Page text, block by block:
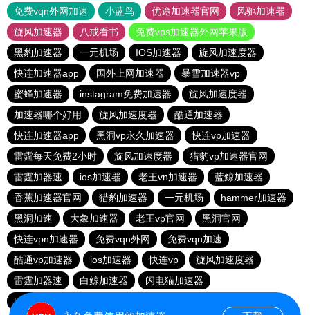
免费vqn外网加速
小蓝鸟 优途加速器官网
风驰加速器
旋风加速器
八戒看书
免费vps加速器外网苹果版
黑豹加速器
一元机场 IOS加速器
旋风加速度器
快连加速器app
国外上网加速器
暴雪加速器vp
蜜蜂加速器
instagram免费加速器
旋风加速度器
加速器哪个好用
旋风加速度器
酷通加速器
快连加速器app
黑洞vp永久加速器
快连vp加速器
雷霆每天免费2小时
旋风加速度器
猎豹vp加速器官网
雷霆加器速
ios加速器 老王vn加速器
蓝鲸加速器
香蕉加速器官网
猎豹加速器 一元机场
hammer加速器
黑洞加速
大象加速器 老王vp官网
黑洞官网
快连vρn加速器
免费vqn外网
免费vqn加速
酷通vp加速器
ios加速器 快连vp
旋风加速度器
雷霆加器速
白鲸加速器
闪电猫加速器
telegeram苹果加速器